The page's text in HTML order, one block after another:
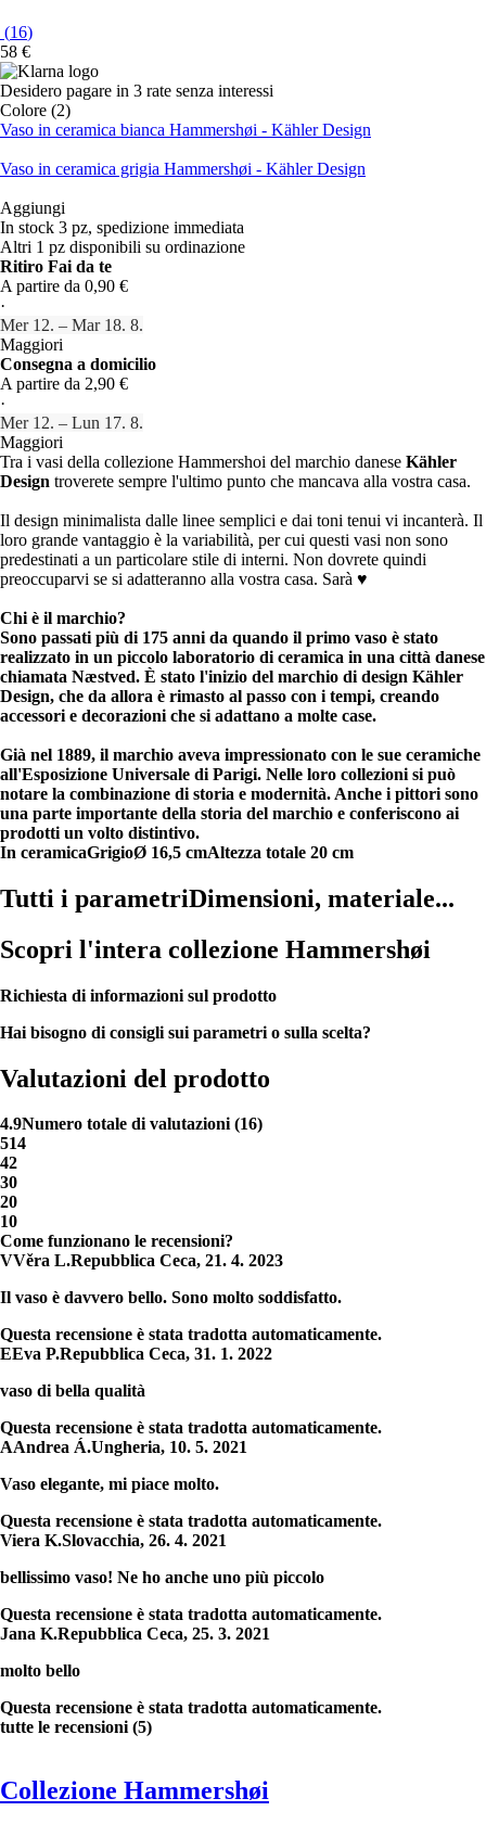
(16)
58 €
Desidero pagare in 3 rate senza interessi
Colore (2)
Vaso in ceramica bianca Hammershøi - Kähler Design
Vaso in ceramica grigia Hammershøi - Kähler Design
Aggiungi
In stock 3 pz, spedizione immediata
Altri 1 pz disponibili su ordinazione
Ritiro Fai da te
A partire da 0,90 €
·
Mer 12. – Mar 18. 8.
Maggiori
Consegna a domicilio
A partire da 2,90 €
·
Mer 12. – Lun 17. 8.
Maggiori
Tra i vasi della collezione Hammershoi del marchio danese Kähler
Design troverete sempre l'ultimo punto che mancava alla vostra casa.
Il design minimalista dalle linee semplici e dai toni tenui vi incanterà. Il
loro grande vantaggio è la variabilità, per cui questi vasi non sono
predestinati a un particolare stile di interni. Non dovrete quindi
preoccuparvi se si adatteranno alla vostra casa. Sarà ♥
Chi è il marchio?
Sono passati più di 175 anni da quando il primo vaso è stato
realizzato in un piccolo laboratorio di ceramica in una città danese
chiamata Næstved. È stato l'inizio del marchio di design Kähler
Design, che da allora è rimasto al passo con i tempi, creando
accessori e decorazioni che si adattano a molte case.
Già nel 1889, il marchio aveva impressionato con le sue ceramiche
all'Esposizione Universale di Parigi. Nelle loro collezioni si può
notare la combinazione di storia e modernità. Anche i pittori sono
una parte importante della storia del marchio e conferiscono ai
prodotti un volto distintivo.
In ceramicaGrigioØ 16,5 cmAltezza totale 20 cm
Tutti i parametriDimensioni, materiale...
Scopri l'intera collezione Hammershøi
Richiesta di informazioni sul prodotto
Hai bisogno di consigli sui parametri o sulla scelta?
Valutazioni del prodotto
4.9Numero totale di valutazioni(16)
514
42
30
20
10
Come funzionano le recensioni?
VVěra L.Repubblica Ceca, 21. 4. 2023
Il vaso è davvero bello. Sono molto soddisfatto.
Questa recensione è stata tradotta automaticamente.
EEva P.Repubblica Ceca, 31. 1. 2022
vaso di bella qualità
Questa recensione è stata tradotta automaticamente.
AAndrea Á.Ungheria, 10. 5. 2021
Vaso elegante, mi piace molto.
Questa recensione è stata tradotta automaticamente.
Viera K.Slovacchia, 26. 4. 2021
bellissimo vaso! Ne ho anche uno più piccolo
Questa recensione è stata tradotta automaticamente.
Jana K.Repubblica Ceca, 25. 3. 2021
molto bello
Questa recensione è stata tradotta automaticamente.
tutte le recensioni(5)
Collezione Hammershøi